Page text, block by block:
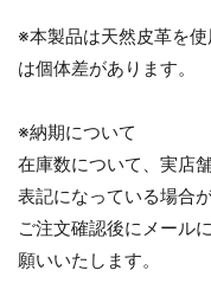
※本製品は天然皮革を
は個体差があります。
※納期について
在庫数について、実店
表記になっている場合
ご注文確認後にメール
願いいたします。